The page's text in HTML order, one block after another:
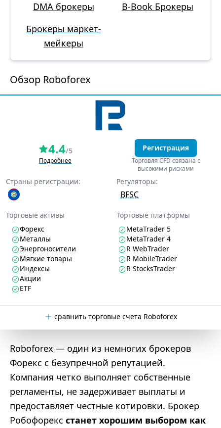
DMA брокеры
B-Book Брокеры
Брокеры маркет-
мейкеры
Обзор Roboforex
4.4/5
Подробнее
Регистрация
Торговля CFD связана с
высокими рисками
Страны регистрации: Регуляторы:
BFSC
Торговые активы
Форекс
Металлы
Энергоносители
Мягкие товары
Индексы
Акции
ETF
Торговые платформы
MetaTrader 5
MetaTrader 4
R WebTrader
R MobileTrader
R StocksTrader
сравнить торговые счета Roboforex
Roboforex — один из немногих брокеров
Форекс с безупречной репутацией.
Компания четко выполняет собственные
регламенты, не задерживает выплаты и
предоставляет честные котировки. Брокер
Робофорекс станет хорошим выбором как